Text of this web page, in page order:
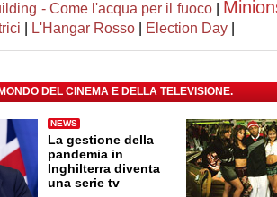
- Come l'acqua per il fuoco|
L'Hangar Rosso Election Day
DEL CINEMA E DELLA TELEVISIONE.
NEWS
La gestione della
pandemia in
Inghilterra diventa
una serie tv